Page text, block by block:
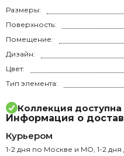
Размеры:
Поверхность:
Помещение:
Дизайн:
Цвет:
Тип элемента:
Коллекция доступна
Информация о
Курьером
1-2 дня по Москве и МО, 1-2